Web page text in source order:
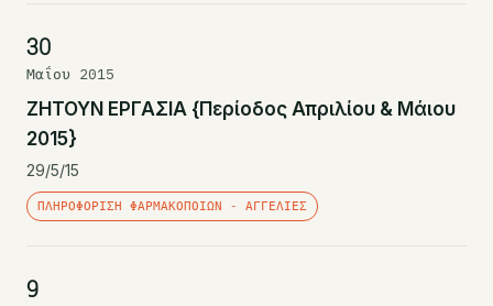
30
Μαΐου 2015
ΖΗΤΟΥΝ ΕΡΓΑΣΙΑ {Περίοδος Απριλίου & Μάιου
2015}
29/5/15
ΠΛΗΡΟΦΌΡΙΣΗ ΦΑΡΜΑΚΟΠΟΙΏΝ - ΑΓΓΕΛΊΕΣ
9